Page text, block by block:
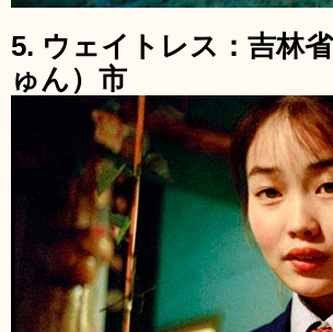
5. ウェイトレス：吉林
ゅん）市